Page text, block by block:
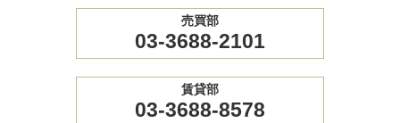
売買部
03-3688-2101
賃貸部
03-3688-8578